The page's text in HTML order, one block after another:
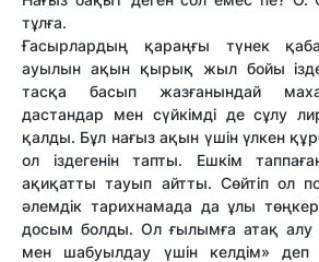
тұлға.
Ғасырлардың қараңғы түнек
ауылын ақын қырық жыл бойы
тасқа басып жазғанындай
дастандар мен сүйкімді де сұлу
қалды. Бұл нағыз ақын үшін үлкен
ол іздегенін тапты. Ешкім
ақиқатты тауып айтты. Сөйтіп ол
әлемдік тарихнамада да ұлы
досым болды. Ол ғылымға атақ алу
мен шабуылдау үшін келдім»